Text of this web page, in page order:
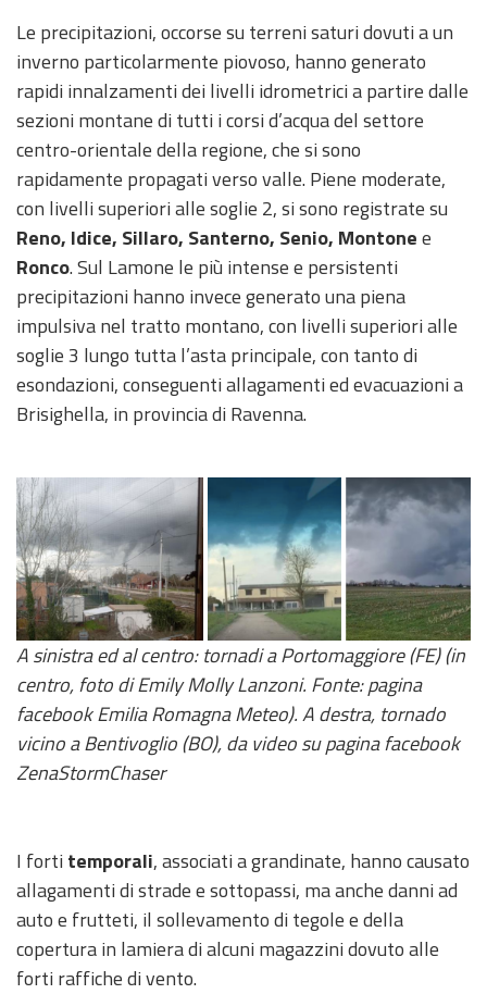
Contatti
Le precipitazioni, occorse su terreni saturi dovuti a un
inverno particolarmente piovoso, hanno generato
rapidi innalzamenti dei livelli idrometrici a partire dalle
sezioni montane di tutti i corsi d’acqua del settore
centro-orientale della regione, che si sono
rapidamente propagati verso valle. Piene moderate,
con livelli superiori alle soglie 2, si sono registrate su
Reno, Idice, Sillaro, Santerno, Senio, Montonee
Ronco. Sul Lamone le più intense e persistenti
precipitazioni hanno invece generato una piena
impulsiva nel tratto montano, con livelli superiori alle
soglie 3 lungo tutta l’asta principale, con tanto di
esondazioni, conseguenti allagamenti ed evacuazioni a
Brisighella, in provincia di Ravenna.
A sinistra ed al centro: tornadi a Portomaggiore (FE) (in
centro, foto di Emily Molly Lanzoni. Fonte: pagina
facebook Emilia Romagna Meteo). A destra, tornado
vicino a Bentivoglio (BO), da video su pagina facebook
ZenaStormChaser
I forti temporali, associati a grandinate, hanno causato
allagamenti di strade e sottopassi, ma anche danni ad
auto e frutteti, il sollevamento di tegole e della
copertura in lamiera di alcuni magazzini dovuto alle
forti raffiche di vento.